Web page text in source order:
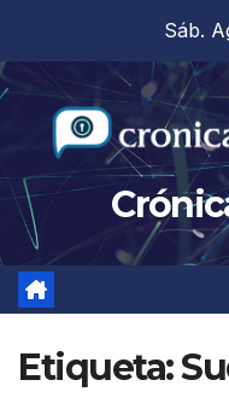
contenido
Sáb.
Etiqueta: